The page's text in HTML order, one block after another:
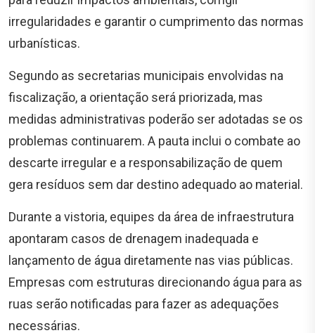
irregularidades e garantir o cumprimento das normas
urbanísticas.
Segundo as secretarias municipais envolvidas na
fiscalização, a orientação será priorizada, mas
medidas administrativas poderão ser adotadas se os
problemas continuarem. A pauta inclui o combate ao
descarte irregular e a responsabilização de quem
gera resíduos sem dar destino adequado ao material.
Durante a vistoria, equipes da área de infraestrutura
apontaram casos de drenagem inadequada e
lançamento de água diretamente nas vias públicas.
Empresas com estruturas direcionando água para as
ruas serão notificadas para fazer as adequações
necessárias.